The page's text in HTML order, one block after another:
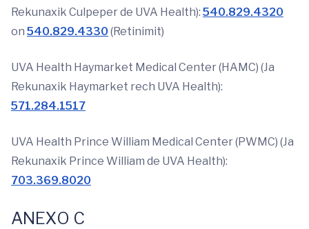
Rekunaxik Culpeper de UVA Health): 540.829.4320
on 540.829.4330 (Retinimit)
UVA Health Haymarket Medical Center (HAMC) (Ja
Rekunaxik Haymarket rech UVA Health):
571.284.1517
UVA Health Prince William Medical Center (PWMC) (Ja
Rekunaxik Prince William de UVA Health):
703.369.8020
ANEXO C